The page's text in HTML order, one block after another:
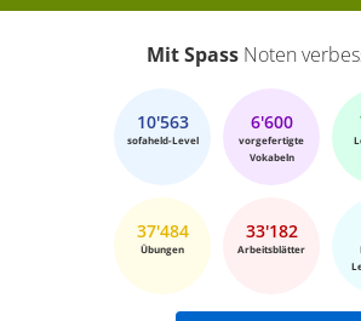
Mit SpassNoten
10'563
sofaheld-Level
6'600
vorgefertigte
Vokabeln
37'484
Übungen
33'182
Arbeitsblätter